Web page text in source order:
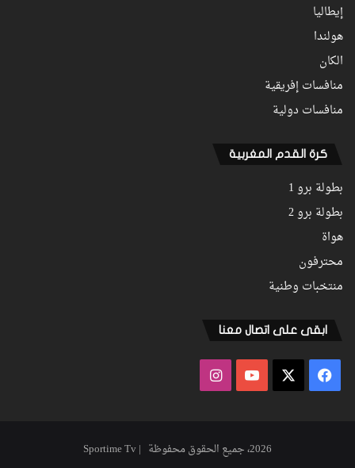
إيطاليا
هولندا
الكان
منافسات إفريقية
منافسات دولية
كرة القدم المغربية
بطولة برو 1
بطولة برو 2
هواة
محترفون
منتخبات وطنية
ابقى على اتصال معنا
فيسبوك ‫YouTubeانستقرام
2026، جميع الحقوق محفوظة | Sportime Tv